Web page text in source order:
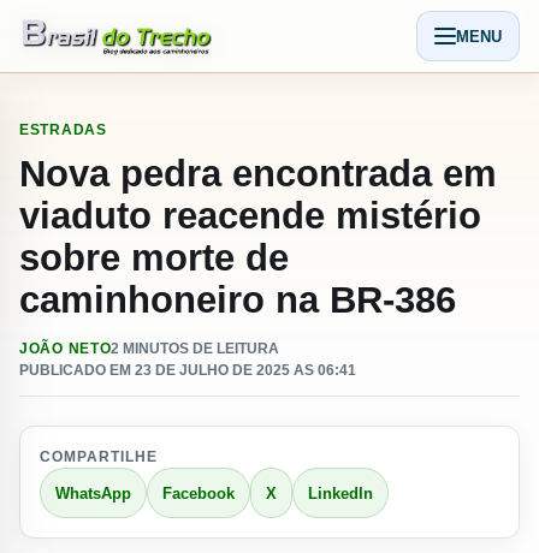
Abrir
MENU
ESTRADAS
Nova pedra encontrada em
viaduto reacende mistério
sobre morte de
caminhoneiro na BR‑386
JOÃO NETO2 MINUTOS DE LEITURA
PUBLICADO EM 23 DE JULHO DE 2025 AS 06:41
COMPARTILHE
WhatsApp Facebook X LinkedIn